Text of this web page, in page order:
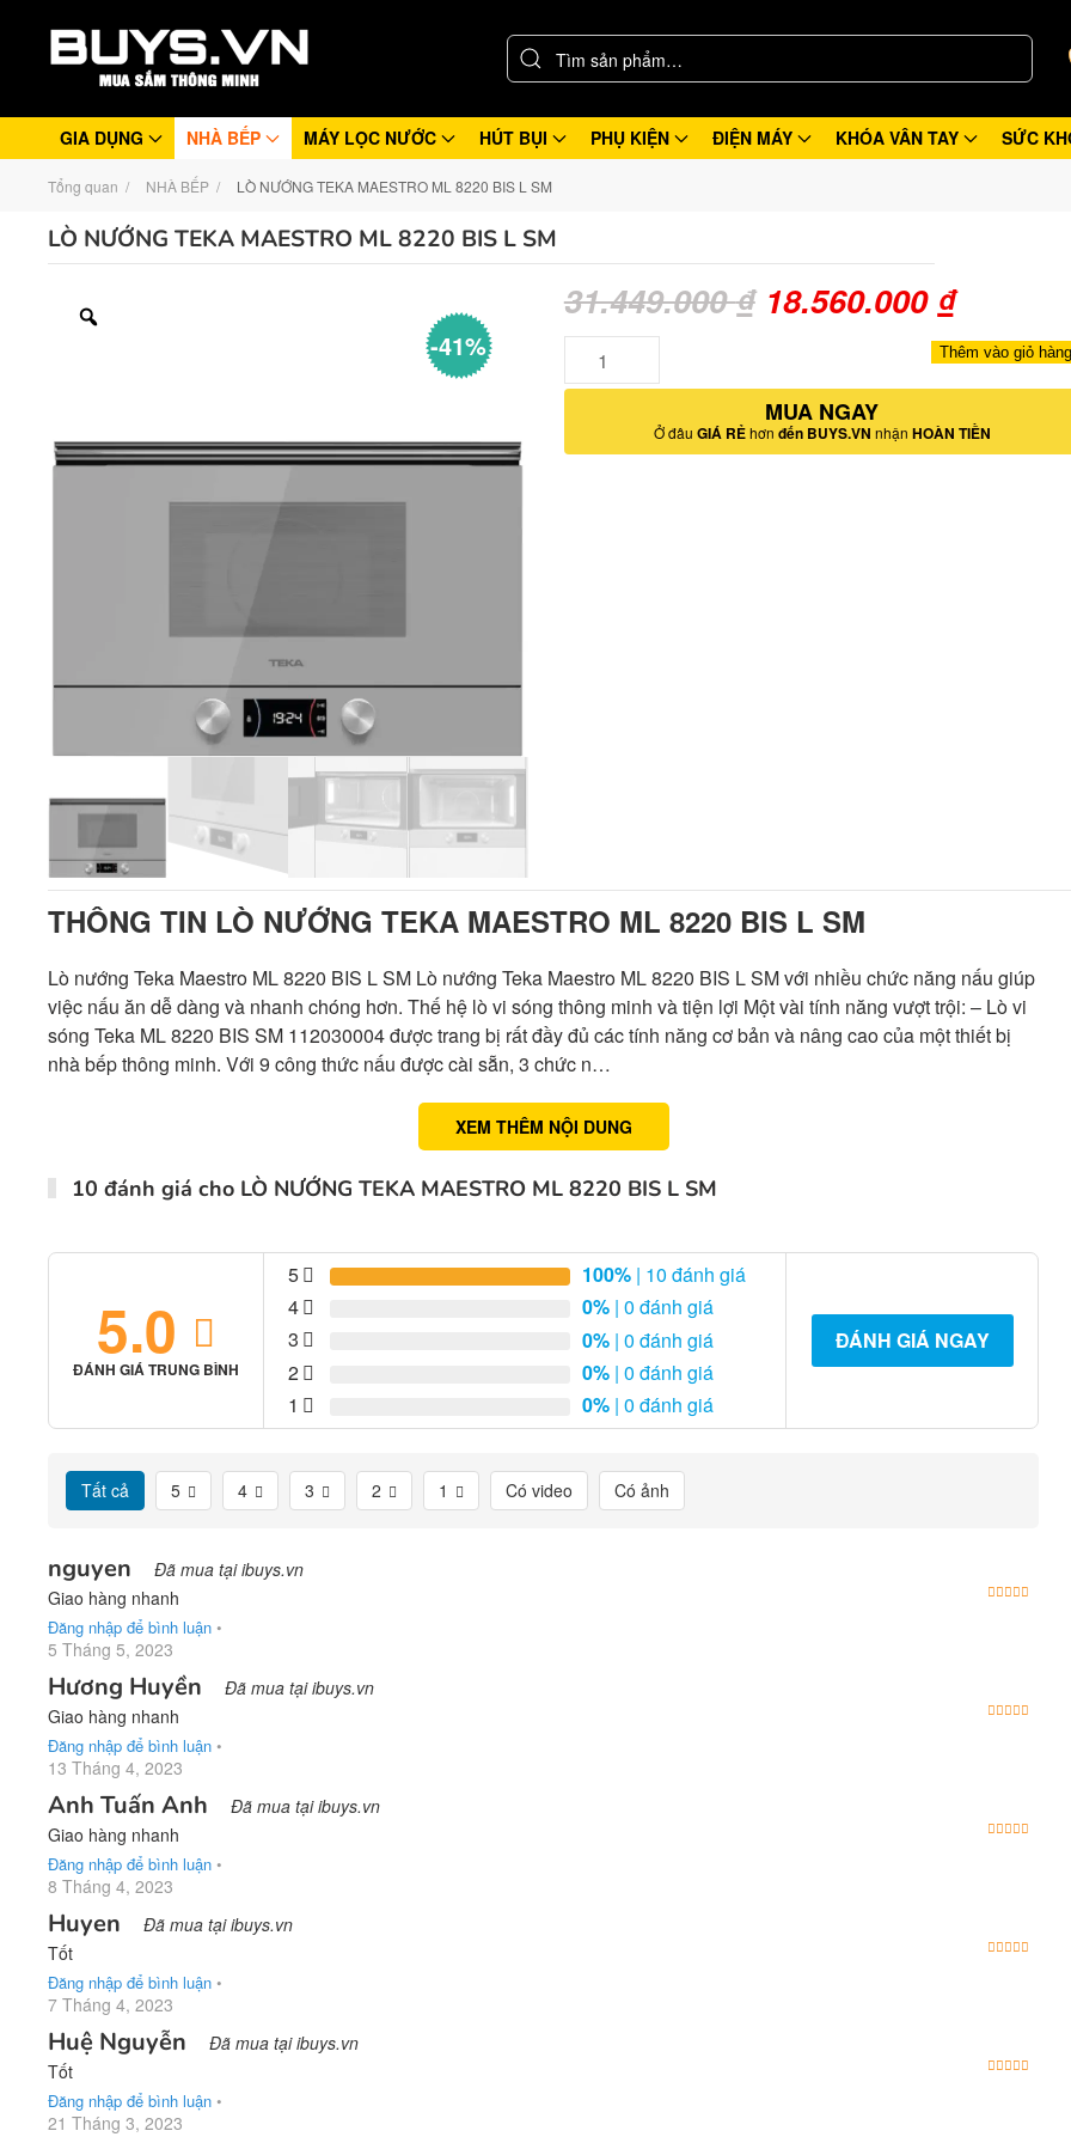
GIA DỤNG NHÀ BẾP MÁY LỌC NƯỚC HÚT BỤI PHỤ KIỆN ĐIỆN MÁY KHÓA VÂN TAY SỨC
Tổng quan NHÀ BẾP LÒ NƯỚNG TEKA MAESTRO ML 8220 BIS L SM
LÒ NƯỚNG TEKA MAESTRO ML 8220 BIS L SM
-41%
31.449.000₫ Giá
là:
31.449.000 ₫.
18.560.000 ₫Giá
hiện
tại
là:
lượng
Thêm vào giỏ hàng
MUA NGAY
Ở đâu GIÁ RẺhơn đến BUYS.VN nhận HOÀN TIỀN
THÔNG TIN LÒ NƯỚNG TEKA MAESTRO ML 8220 BIS L SM
Lò nướng Teka Maestro ML 8220 BIS L SM Lò nướng Teka Maestro ML 8220 BIS L SM với nhiều chức năng nấu giúp
việc nấu ăn dễ dàng và nhanh chóng hơn. Thế hệ lò vi sóng thông minh và tiện lợi Một vài tính năng vượt trội: – Lò vi
sóng Teka ML 8220 BIS SM 112030004 được trang bị rất đầy đủ các tính năng cơ bản và nâng cao của một thiết bị
nhà bếp thông minh. Với 9 công thức nấu được cài sẵn, 3 chức n…
XEM THÊM NỘI DUNG
10 đánh giá cho LÒ NƯỚNG TEKA MAESTRO ML 8220 BIS L SM
5.0
ĐÁNH GIÁ TRUNG BÌNH
5 100% | 10 đánh giá
4
0% | 0 đánh giá
3
0% | 0 đánh giá
2
0% | 0 đánh giá
1
0% | 0 đánh giá
ĐÁNH GIÁ NGAY
Tất cả 5 4 3 2 1 Có video Có ảnh
nguyen Đã mua tại ibuys.vn
Giao hàng nhanh
Đăng nhập để bình luận •
5 Tháng 5, 2023
Hương Huyền Đã mua tại ibuys.vn
Giao hàng nhanh
Đăng nhập để bình luận •
13 Tháng 4, 2023
Anh Tuấn Anh Đã mua tại ibuys.vn
Giao hàng nhanh
Đăng nhập để bình luận •
8 Tháng 4, 2023
Huyen Đã mua tại ibuys.vn
Tốt
Đăng nhập để bình luận •
7 Tháng 4, 2023
Huệ Nguyễn Đã mua tại ibuys.vn
Tốt
Đăng nhập để bình luận •
21 Tháng 3, 2023